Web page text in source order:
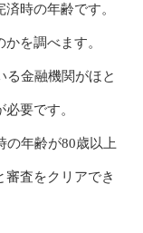
時の年齢です。
を調べます。
る金融機関がほと
要です。
の年齢が80歳以上
審査をクリアでき